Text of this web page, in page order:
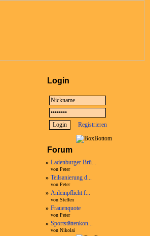
Login
Registrieren
Forum
» Ladenburger Brü...
von Peter
» Teilsanierung d...
von Peter
» Anleinpflicht f...
von Steffen
» Frauenquote
von Peter
» Sportstättenkon...
von Nikolai